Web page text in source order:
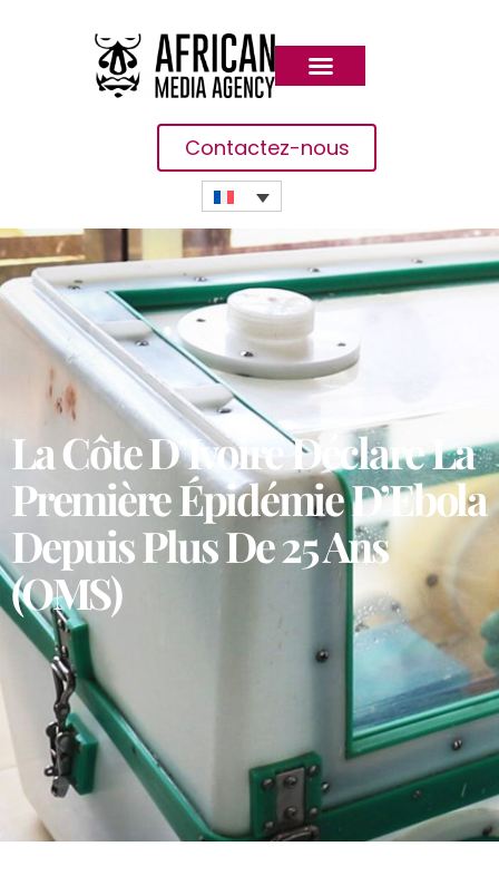
Contactez-nous
La Côte D’Ivoire Déclare La
Première Épidémie D’Ebola
Depuis Plus De 25 Ans
(OMS)